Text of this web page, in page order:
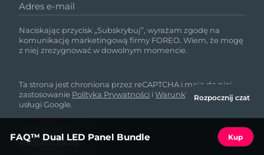
Adres e-mail
Naciskając przycisk „Subskrybuj”, wyrażam zgodę na
komunikację marketingową firmy FOREO. Wiem, że mogę
z niej zrezygnować w dowolnym momencie.
Ta strona jest chroniona przez reCAPTCHA i mają do niej
zastosowanie Polityka Prywatności iWarunki korzystania z
usługi Google.
Rozpocznij czat
FAQ™ Dual LED Panel Bundle Kup